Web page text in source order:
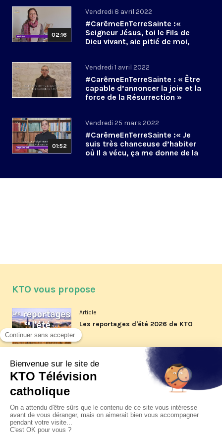
02:16
Vendredi 8 avril 2022
#CarêmeEnTerreSainte :«
Seigneur Jésus, toi le Fils de
Dieu vivant, aie pitié de moi,
pécheur ! »
Vendredi 1 avril 2022
#CarêmeEnTerreSainte : « Être
capable d’annoncer la joie et la
force de la Résurrection »
01:52
Vendredi 25 mars 2022
#CarêmeEnTerreSainte :« Je
suis très chanceuse d’habiter
où Il a vécu, ça me donne de la
KTO vous propose
Article
Les reportages d'été 2026 de KTO
La visite pastorale du pape Léon
XIV à Assise à suivre sur KTO le
Article
Le pape en Uruguay, Argentine et